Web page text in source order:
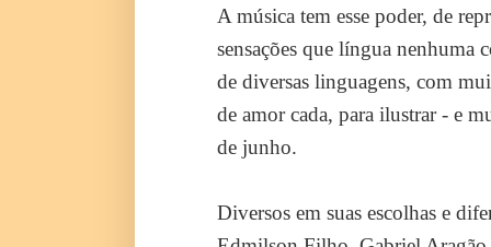
A música tem esse poder, de
sensações que língua nenhuma
de diversas linguagens, com
de amor cada, para ilustrar - e
de junho.
Diversos em suas escolhas e